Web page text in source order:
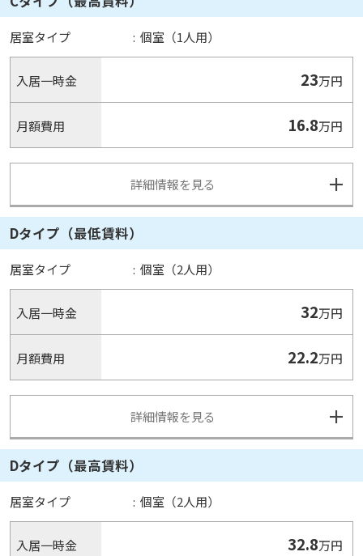
居室タイプ : 個室（1人用）
入居一時金 23万円
月額費用 16.8万円
詳細情報を見る
Dタイプ（最低賃料）
居室タイプ : 個室（2人用）
入居一時金 32万円
月額費用 22.2万円
詳細情報を見る
Dタイプ（最高賃料）
居室タイプ : 個室（2人用）
入居一時金 32.8万円